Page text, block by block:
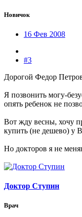
Новичок
16 Фев 2008
#3
Дорогой Федор
Я позвонить могу-
опять ребенок не
Вот жду весны, хочу
купить (не дешево) у
Но докторов я не
Доктор Ступин
Врач